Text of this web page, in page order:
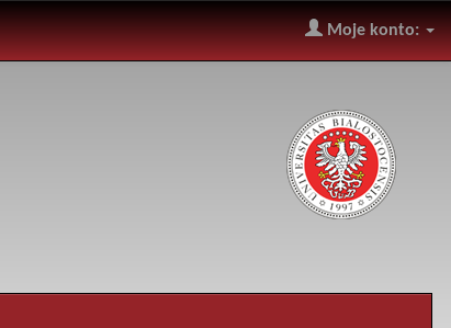
Moje konto: